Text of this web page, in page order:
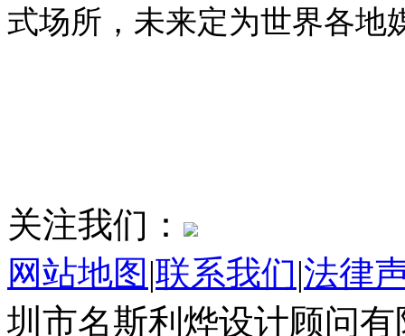
式场所，未来定为世界各地
关注我们：
网站地图 |联系我们|法律
圳市名斯利烨设计顾问